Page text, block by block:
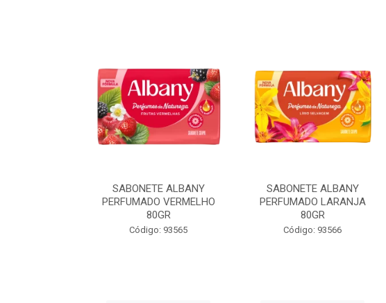
SABONETE ALBANY
PERFUMADO VERMELHO
80GR
Código: 93565
SABONETE ALBANY
PERFUMADO LARANJA
80GR
Código: 93566